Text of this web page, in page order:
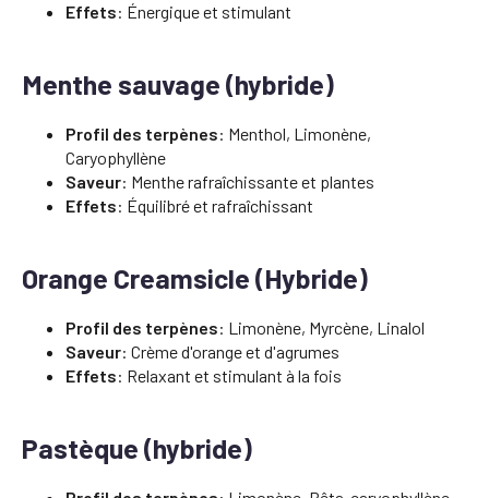
Effets: Énergique et stimulant
Menthe sauvage (hybride)
Profil des terpènes: Menthol, Limonène,
Caryophyllène
Saveur: Menthe rafraîchissante et plantes
Effets: Équilibré et rafraîchissant
Orange Creamsicle (Hybride)
Profil des terpènes: Limonène, Myrcène, Linalol
Saveur: Crème d'orange et d'agrumes
Effets: Relaxant et stimulant à la fois
Pastèque (hybride)